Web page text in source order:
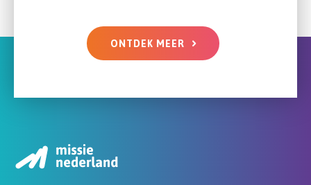
ONTDEK MEER